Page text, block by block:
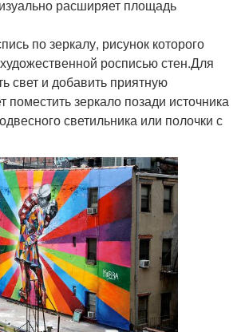
расширяет площадь
по зеркалу, рисунок которого
художественной росписью стен.Для
свет и добавить приятную
поместить зеркало позади источника
светильника или полочки с